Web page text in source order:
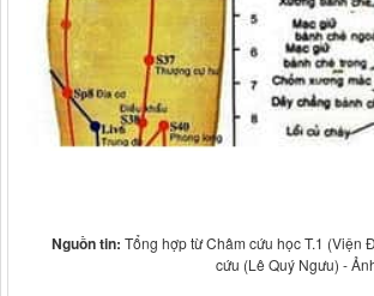
Nguồn tin: Tổng hợp từ Châm cứu học T.1 (Viện
cứu (Lê Quý Ngưu) -